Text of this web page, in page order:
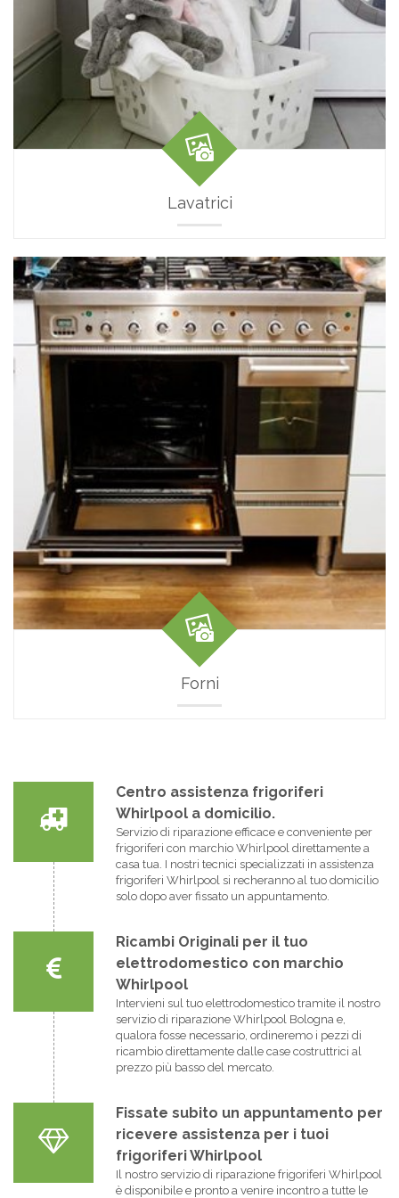
Lavatrici
Forni
Centro assistenza frigoriferi
Whirlpool a domicilio.
Servizio di riparazione efficace e conveniente per
frigoriferi con marchio Whirlpool direttamente a
casa tua. I nostri tecnici specializzati in assistenza
frigoriferi Whirlpool si recheranno al tuo domicilio
solo dopo aver fissato un appuntamento.
Ricambi Originali per il tuo
elettrodomestico con marchio
Whirlpool
Intervieni sul tuo elettrodomestico tramite il nostro
servizio di riparazione Whirlpool Bologna e,
qualora fosse necessario, ordineremo i pezzi di
ricambio direttamente dalle case costruttrici al
prezzo più basso del mercato.
Fissate subito un appuntamento per
ricevere assistenza per i tuoi
frigoriferi Whirlpool
Il nostro servizio di riparazione frigoriferi Whirlpool
è disponibile e pronto a venire incontro a tutte le